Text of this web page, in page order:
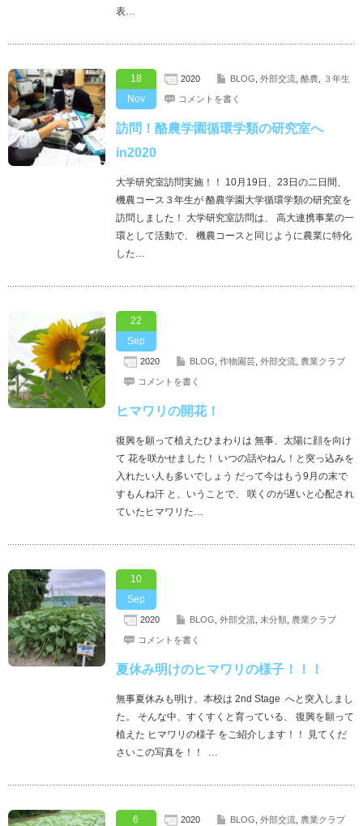
表…
18
Nov
2020 BLOG 外部交流 酪農 ３年生
コメントを書く
訪問！酪農学園循環学類の研究室へ
in2020
大学研究室訪問実施！！ 10月19日、23日の二日間、
機農コース３年生が 酪農学園大学循環学類の研究室を
訪問しました！ 大学研究室訪問は、 高大連携事業の一
環として活動で、 機農コースと同じように農業に特化
した…
22
Sep
2020 BLOG 作物園芸, 外部交流 農業クラブ
コメントを書く
ヒマワリの開花！
復興を願って植えたひまわりは 無事、太陽に顔を向け
て 花を咲かせました！ いつの話やねん！と突っ込みを
入れたい人も多いでしょう だって今はもう9月の末で
すもんね汗 と、いうことで、 咲くのが遅いと心配され
ていたヒマワリた…
10
Sep
2020 BLOG 外部交流 未分類, 農業クラブ
コメントを書く
夏休み明けのヒマワリの様子！！！
無事夏休みも明け、本校は 2nd Stage へと突入しまし
た。 そんな中、すくすくと育っている、 復興を願って
植えた ヒマワリの様子 をご紹介します！！ 見てくだ
さいこの写真を！！ …
6
2020 BLOG 外部交流 農業クラブ